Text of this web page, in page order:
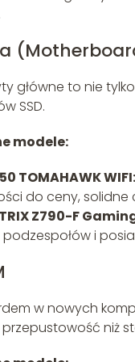
główne to nie
SSD.
modele:
TOMAHAWK WIFI:
do ceny, solidne
Z790-F
i
w nowych
niż